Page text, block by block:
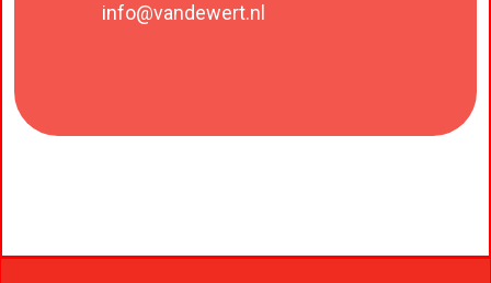
info@vandewert.nl